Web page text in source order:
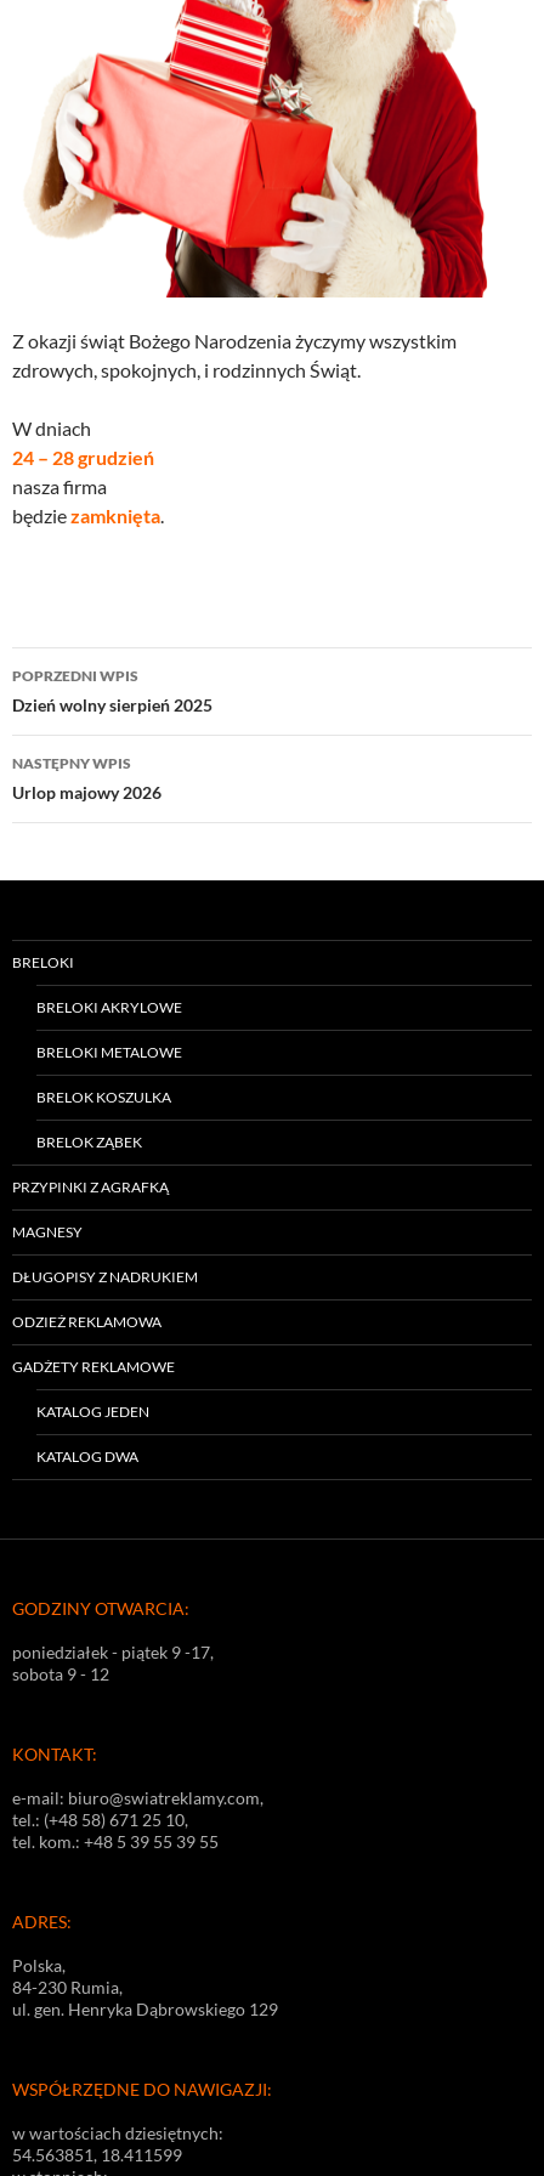
Z okazji świąt Bożego Narodzenia życzymy wszystkim
zdrowych, spokojnych, i rodzinnych Świąt.
W dniach
24 – 28 grudzień
nasza firma
będziezamknięta.
Nawigacja
wpisu
POPRZEDNI WPIS
Dzień wolny sierpień 2025
NASTĘPNY WPIS
Urlop majowy 2026
BRELOKI
BRELOKI AKRYLOWE
BRELOKI METALOWE
BRELOK KOSZULKA
BRELOK ZĄBEK
PRZYPINKI Z AGRAFKĄ
MAGNESY
DŁUGOPISY Z NADRUKIEM
ODZIEŻ REKLAMOWA
GADŻETY REKLAMOWE
KATALOG JEDEN
KATALOG DWA
GODZINY OTWARCIA:
poniedziałek - piątek 9 -17,
sobota 9 - 12
KONTAKT:
e-mail: biuro@swiatreklamy.com,
tel.: (+48 58) 671 25 10,
tel. kom.: +48 5 39 55 39 55
ADRES:
Polska,
84-230 Rumia,
ul. gen. Henryka Dąbrowskiego 129
WSPÓŁRZĘDNE DO NAWIGAZJI:
w wartościach dziesiętnych:
54.563851, 18.411599